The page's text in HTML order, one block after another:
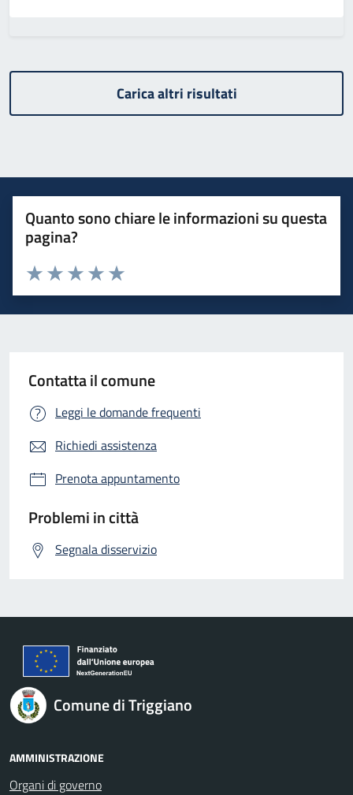
Carica altri risultati
Quanto sono chiare le informazioni su questa
pagina?
Valuta 5 stelle su 5
Valuta 4 stelle su 5
Valuta 3 stelle su 5
Valuta 2 stelle su 5
Valuta 1 stelle su 5
Contatta il comune
Leggi le domande frequenti
Richiedi assistenza
Prenota appuntamento
Problemi in città
Segnala disservizio
Comune di Triggiano
AMMINISTRAZIONE
Organi di governo